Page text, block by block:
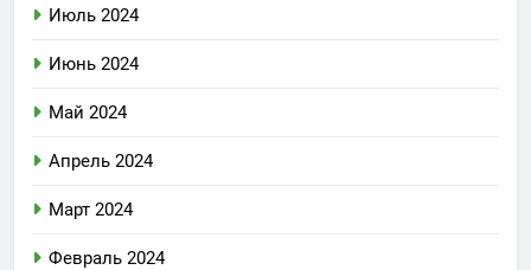
Июль 2024
Июнь 2024
Май 2024
Апрель 2024
Март 2024
Февраль 2024